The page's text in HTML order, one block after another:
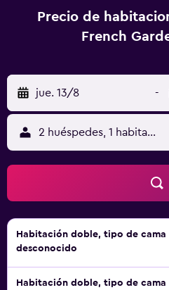
Precio de
French
jue. 13/8 -
2 huéspedes, 1 habitación
Habitación doble, tipo de cama
desconocido
Habitación doble, tipo de cama